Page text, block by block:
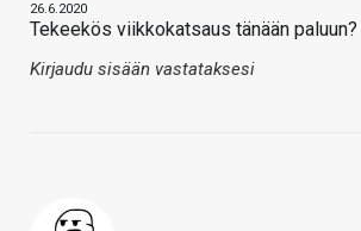
26.6.2020
Tekeekös viikkokatsaus tänään paluun?
Kirjaudu sisään vastataksesi